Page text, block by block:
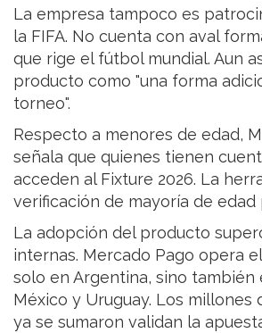
La empresa tampoco es
la FIFA. No cuenta con aval
que rige el fútbol mundial. Aun
producto como "una forma
torneo".
Respecto a menores de edad,
señala que quienes tienen
acceden al Fixture 2026. La
verificación de mayoría de edad
La adopción del producto
internas. Mercado Pago opera
solo en Argentina, sino también
México y Uruguay. Los millones
ya se sumaron validan la